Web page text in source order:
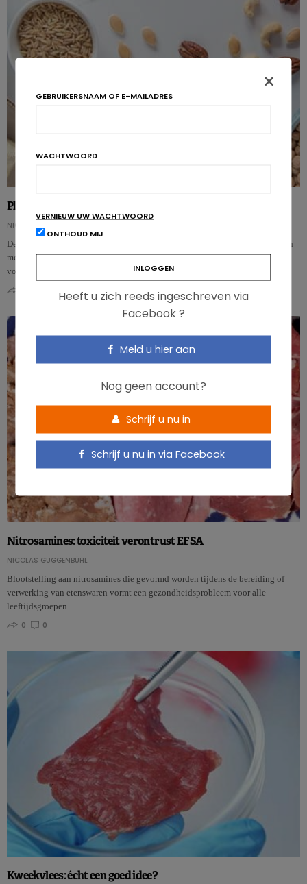
Plantaardige alternatieven: minst bewerkte voeding op kop
NICOLAS GUGGENBÜHL
Deze studie brengt de voordelen van plantaardige alternatieven voor vlees en
melkproducten – vooral de minst bewerkte vormen – op basis van
voedingssamenste…
Nitrosamines: toxiciteit verontrust EFSA
NICOLAS GUGGENBÜHL
Blootstelling aan nitrosamines die gevormd worden tijdens de bereiding of
verwerking van etenswaren vormt een gezondheidsprobleem voor alle
leeftijdsgroepen…
0
0
Kweekvlees: écht een goed idee?
×
GEBRUIKERSNAAM OF E-MAILADRES
WACHTWOORD
VERNIEUW UW WACHTWOORD
ONTHOUD MIJ
Heeft u zich reeds ingeschreven via
Facebook ?
Meld u hier aan
Nog geen account?
Schrijf u nu in
Schrijf u nu in via Facebook